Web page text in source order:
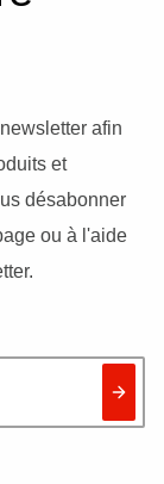
afin
et
désabonner
ou à l'aide